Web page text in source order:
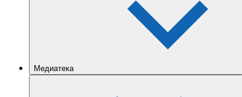
Медиатека